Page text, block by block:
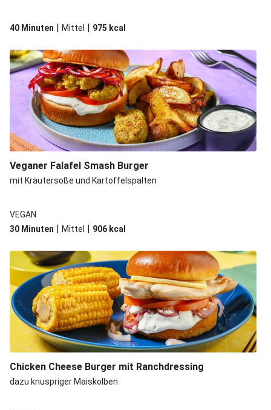
40 Minuten | Mittel | 975 kcal
Veganer Falafel Smash Burger
mit Kräutersoße und Kartoffelspalten
VEGAN
30 Minuten | Mittel | 906 kcal
Chicken Cheese Burger mit Ranchdressing
dazu knuspriger Maiskolben